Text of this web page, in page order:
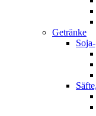
Getränke